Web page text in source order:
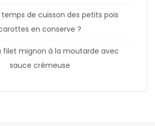
de cuisson des petits pois
en conserve ?
filet mignon à la moutarde avec
sauce crémeuse